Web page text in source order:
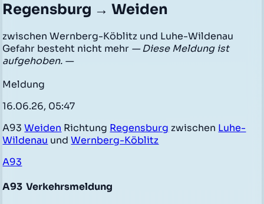
Regensburg → Weiden
zwischen Wernberg-Köblitz und Luhe-Wildenau
Gefahr besteht nicht mehr — Diese Meldung ist
aufgehoben. —
Meldung
16.06.26, 05:47
A93Weiden Richtung Regensburg zwischen Luhe-
Wildenau undWernberg-Köblitz
A93
A93 Verkehrsmeldung